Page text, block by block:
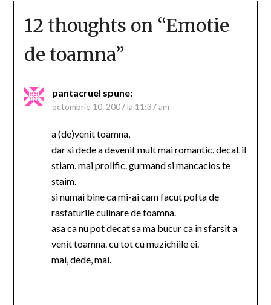
12 thoughts on “Emotie
de toamna”
pantacruel spune:
octombrie 10, 2007 la 11:37 am
a (de)venit toamna,
dar si dede a devenit mult mai romantic. decat il
stiam. mai prolific. gurmand si mancacios te
staim.
si numai bine ca mi-ai cam facut pofta de
rasfaturile culinare de toamna.
asa ca nu pot decat sa ma bucur ca in sfarsit a
venit toamna. cu tot cu muzichiile ei.
mai, dede, mai.